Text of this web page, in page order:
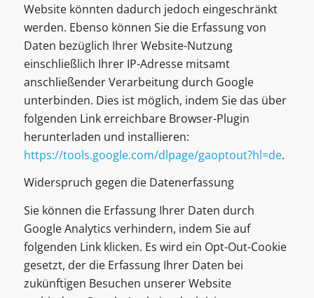
Website könnten dadurch jedoch eingeschränkt
werden. Ebenso können Sie die Erfassung von
Daten bezüglich Ihrer Website-Nutzung
einschließlich Ihrer IP-Adresse mitsamt
anschließender Verarbeitung durch Google
unterbinden. Dies ist möglich, indem Sie das über
folgenden Link erreichbare Browser-Plugin
herunterladen und installieren:
https://tools.google.com/dlpage/gaoptout?hl=de.
Widerspruch gegen die Datenerfassung
Sie können die Erfassung Ihrer Daten durch
Google Analytics verhindern, indem Sie auf
folgenden Link klicken. Es wird ein Opt-Out-Cookie
gesetzt, der die Erfassung Ihrer Daten bei
zukünftigen Besuchen unserer Website